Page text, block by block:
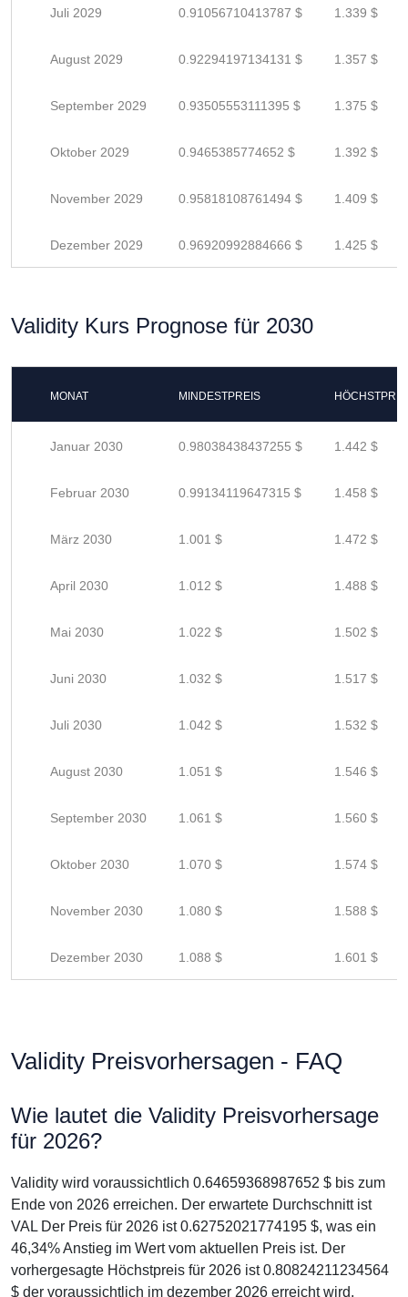
Juli 2029 0.91056710413787 $ 1.339 $
August 2029 0.92294197134131 $ 1.357 $
September 2029 0.93505553111395 $ 1.375 $
Oktober 2029 0.9465385774652 $ 1.392 $
November 2029 0.95818108761494 $ 1.409 $
Dezember 2029 0.96920992884666 $ 1.425 $
Validity Kurs Prognose für 2030
MONAT MINDESTPREIS
Januar 2030 0.98038438437255 $ 1.442 $
Februar 2030 0.99134119647315 $ 1.458 $
März 2030 1.001 $ 1.472 $
April 2030 1.012 $ 1.488 $
Mai 2030 1.022 $ 1.502 $
Juni 2030 1.032 $ 1.517 $
Juli 2030 1.042 $ 1.532 $
August 2030 1.051 $ 1.546 $
September 2030 1.061 $ 1.560 $
Oktober 2030 1.070 $ 1.574 $
November 2030 1.080 $ 1.588 $
Dezember 2030 1.088 $ 1.601 $
Validity Preisvorhersagen - FAQ
Wie lautet die Validity Preisvorhersage
für 2026?
Validity wird voraussichtlich 0.64659368987652 $ bis zum
Ende von 2026 erreichen. Der erwartete Durchschnitt ist
VAL Der Preis für 2026 ist 0.62752021774195 $, was ein
46,34% Anstieg im Wert vom aktuellen Preis ist. Der
vorhergesagte Höchstpreis für 2026 ist 0.80824211234564
$ der voraussichtlich im dezember 2026 erreicht wird.